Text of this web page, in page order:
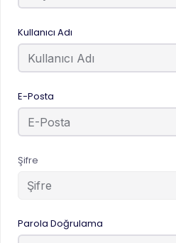
Kullanıcı Adı
E-Posta
Şifre
Parola Doğrulama